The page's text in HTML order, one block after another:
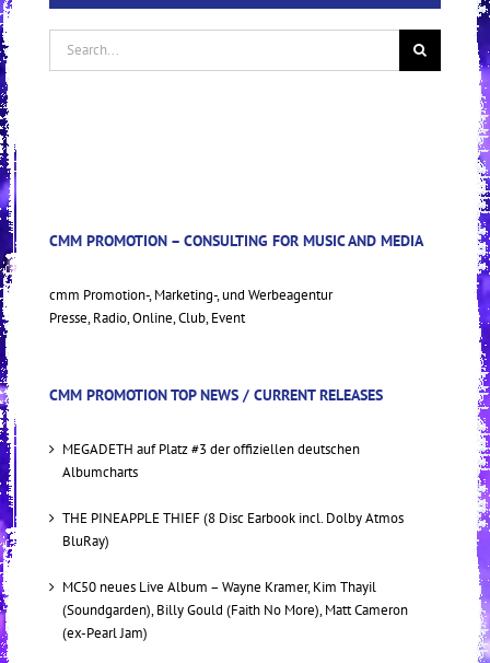
CMM PROMOTION – CONSULTING FOR MUSIC AND MEDIA
cmm Promotion-, Marketing-, und Werbeagentur
Presse, Radio, Online, Club, Event
CMM PROMOTION TOP NEWS / CURRENT RELEASES
MEGADETH auf Platz #3 der offiziellen deutschen
Albumcharts
THE PINEAPPLE THIEF (8 Disc Earbook incl. Dolby Atmos
BluRay)
MC50 neues Live Album – Wayne Kramer, Kim Thayil
(Soundgarden), Billy Gould (Faith No More), Matt Cameron
(ex-Pearl Jam)